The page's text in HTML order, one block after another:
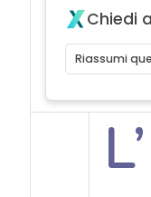
Chiedi
Riassumi
L’